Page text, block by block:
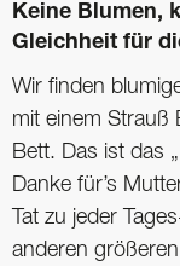
Keine Blumen,
Gleichheit für
Wir finden
mit einem Strauß
Bett. Das ist das
Danke für’s
Tat zu jeder
anderen